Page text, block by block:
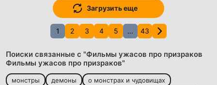
Загрузить еще
1 2 3 4 5 ... 43
Поиски связанные с "Фильмы ужасов про призраков
Фильмы ужасов про призраков"
монстры демоны
о монстрах и чудовищах